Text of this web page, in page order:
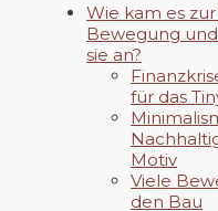
Wie kam es
Bewegung
sie an?
für das
Motiv
Viele
den Bau